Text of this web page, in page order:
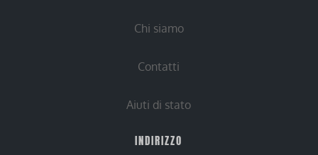
Chi siamo
Contatti
Aiuti di stato
INDIRIZZO